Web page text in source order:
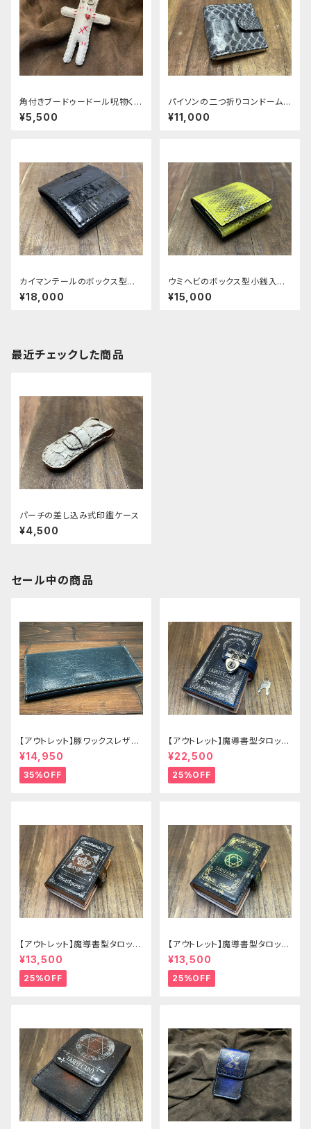
角付きブードゥードール呪物く
ん 白マガツヒ
¥5,500
パイソンの二つ折りコンドームケ
ース ver.2
¥11,000
カイマンテールのボックス型小
銭入れ typeB
¥18,000
ウミヘビのボックス型小銭入れ
typeＡ
¥15,000
最近チェックした商品
パーチの差し込み式印鑑ケース
¥4,500
セール中の商品
【アウトレット】豚ワックスレザー
のかぶせタイプの紳士長財布
¥14,950
35%OFF
【アウトレット】魔導書型タロット
カードケース Grimoire 青の書
¥22,500
25%OFF
【アウトレット】魔導書型タロット
カードケース Grimoire mini
茶の書
¥13,500
25%OFF
【アウトレット】魔導書型タロット
カードケース Grimoire mini
緑の書
¥13,500
25%OFF